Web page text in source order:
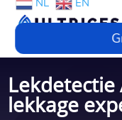
NL EN
Lekdetectie
lekkage